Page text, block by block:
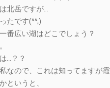
北岳ですが…
たです(^^;)
番広い湖はどこでしょう？
…？？
なので、これは知ってますが霞
というと、